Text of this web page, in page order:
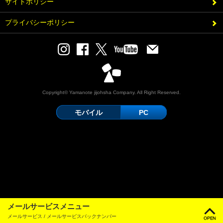
メールサービスメニュー
メールサービス / メールサービスバックナンバー
プライバシーポリシー
Copyright© Yamanote jijohsha Company. All Right Reserved.
モバイル PC